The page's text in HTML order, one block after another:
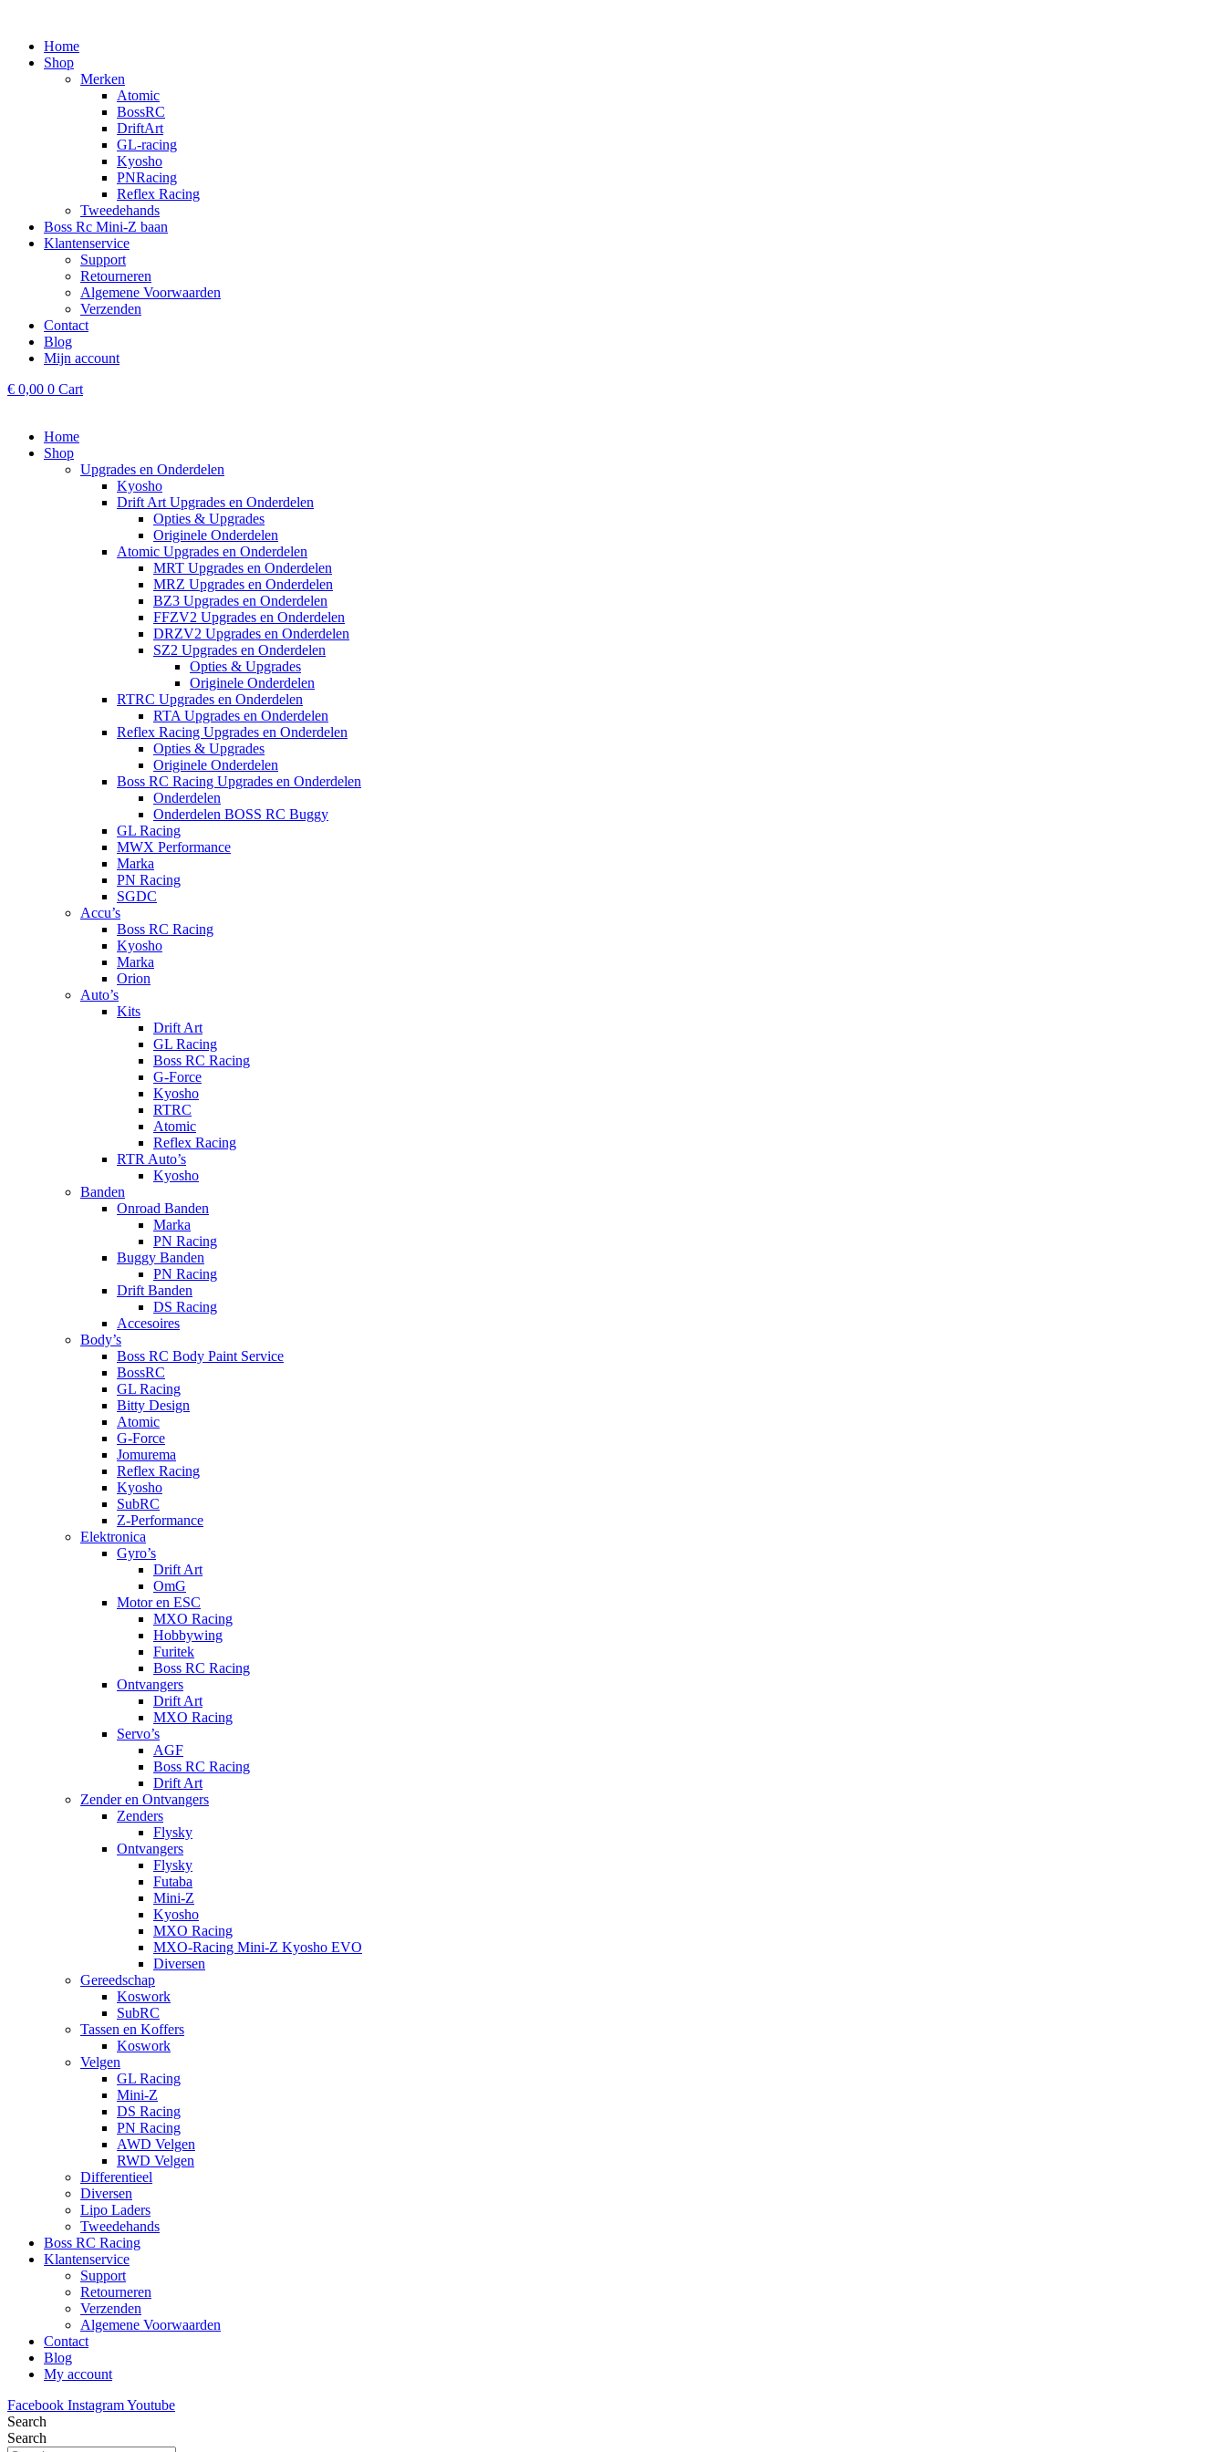
inhoud
Home
Shop
Merken
Atomic
BossRC
DriftArt
GL-racing
Kyosho
PNRacing
Reflex Racing
Tweedehands
Boss Rc Mini-Z baan
Klantenservice
Support
Retourneren
Algemene Voorwaarden
Verzenden
Contact
Blog
Mijn account
€ 0,00 0 Cart
Home
Shop
Upgrades en Onderdelen
Kyosho
Drift Art Upgrades en Onderdelen
Opties & Upgrades
Originele Onderdelen
Atomic Upgrades en Onderdelen
MRT Upgrades en Onderdelen
MRZ Upgrades en Onderdelen
BZ3 Upgrades en Onderdelen
FFZV2 Upgrades en Onderdelen
DRZV2 Upgrades en Onderdelen
SZ2 Upgrades en Onderdelen
Opties & Upgrades
Originele Onderdelen
RTRC Upgrades en Onderdelen
RTA Upgrades en Onderdelen
Reflex Racing Upgrades en Onderdelen
Opties & Upgrades
Originele Onderdelen
Boss RC Racing Upgrades en Onderdelen
Onderdelen
Onderdelen BOSS RC Buggy
GL Racing
MWX Performance
Marka
PN Racing
SGDC
Accu’s
Boss RC Racing
Kyosho
Marka
Orion
Auto’s
Kits
Drift Art
GL Racing
Boss RC Racing
G-Force
Kyosho
RTRC
Atomic
Reflex Racing
RTR Auto’s
Kyosho
Banden
Onroad Banden
Marka
PN Racing
Buggy Banden
PN Racing
Drift Banden
DS Racing
Accesoires
Body’s
Boss RC Body Paint Service
BossRC
GL Racing
Bitty Design
Atomic
G-Force
Jomurema
Reflex Racing
Kyosho
SubRC
Z-Performance
Elektronica
Gyro’s
Drift Art
OmG
Motor en ESC
MXO Racing
Hobbywing
Furitek
Boss RC Racing
Ontvangers
Drift Art
MXO Racing
Servo’s
AGF
Boss RC Racing
Drift Art
Zender en Ontvangers
Zenders
Flysky
Ontvangers
Flysky
Futaba
Mini-Z
Kyosho
MXO Racing
MXO-Racing Mini-Z Kyosho EVO
Diversen
Gereedschap
Koswork
SubRC
Tassen en Koffers
Koswork
Velgen
GL Racing
Mini-Z
DS Racing
PN Racing
AWD Velgen
RWD Velgen
Differentieel
Diversen
Lipo Laders
Tweedehands
Boss RC Racing
Klantenservice
Support
Retourneren
Verzenden
Algemene Voorwaarden
Contact
Blog
My account
Facebook InstagramYoutube
Search
Search